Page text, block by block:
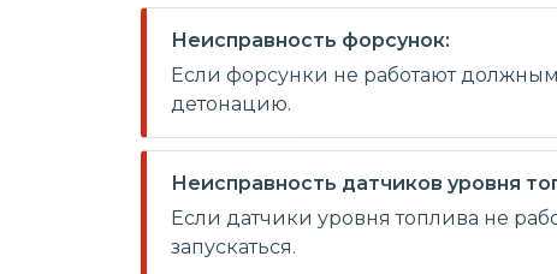
Неисправность форсунок:
Если форсунки не работают
детонацию.
Неисправность датчиков уровня
Если датчики уровня топлива не
запускаться.